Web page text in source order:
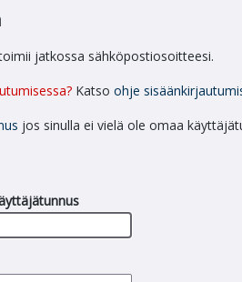
jatkossa sähköpostiosoitteesi.
Katso ohje
jos sinulla ei vielä ole omaa